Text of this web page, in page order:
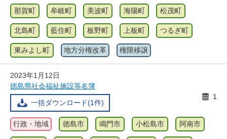
那賀町 牟岐町 美波町 海陽町 松茂町
北島町 藍住町 板野町 上板町 つるぎ町
東みよし町 地方分権改革 権限移譲
2023年1月12日
徳島県社会福祉施設等名簿
一括ダウンロード(1件)
1
行政・地域 徳島市 鳴門市 小松島市 阿南市